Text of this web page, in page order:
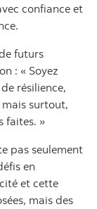
confiance et
futurs
: « Soyez
résilience,
mais surtout,
faites. »
pas seulement
en
et cette
mais des